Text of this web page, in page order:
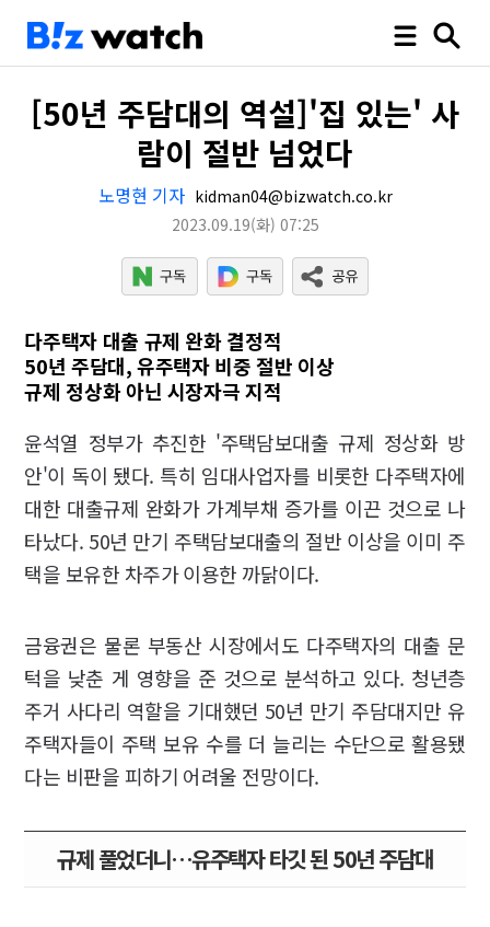
[50년 주담대의 역설]'집 있는' 사
람이 절반 넘었다
노명현 기자 kidman04@bizwatch.co.kr
2023.09.19(화) 07:25
다주택자 대출 규제 완화 결정적
50년 주담대, 유주택자 비중 절반 이상
규제 정상화 아닌 시장자극 지적
윤석열 정부가 추진한 '주택담보대출 규제 정상화 방
안'이 독이 됐다. 특히 임대사업자를 비롯한 다주택자에
대한 대출규제 완화가 가계부채 증가를 이끈 것으로 나
타났다. 50년 만기 주택담보대출의 절반 이상을 이미 주
택을 보유한 차주가 이용한 까닭이다.
금융권은 물론 부동산 시장에서도 다주택자의 대출 문
턱을 낮춘 게 영향을 준 것으로 분석하고 있다. 청년층
주거 사다리 역할을 기대했던 50년 만기 주담대지만 유
주택자들이 주택 보유 수를 더 늘리는 수단으로 활용됐
다는 비판을 피하기 어려울 전망이다.
규제 풀었더니…유주택자 타깃 된 50년 주담대